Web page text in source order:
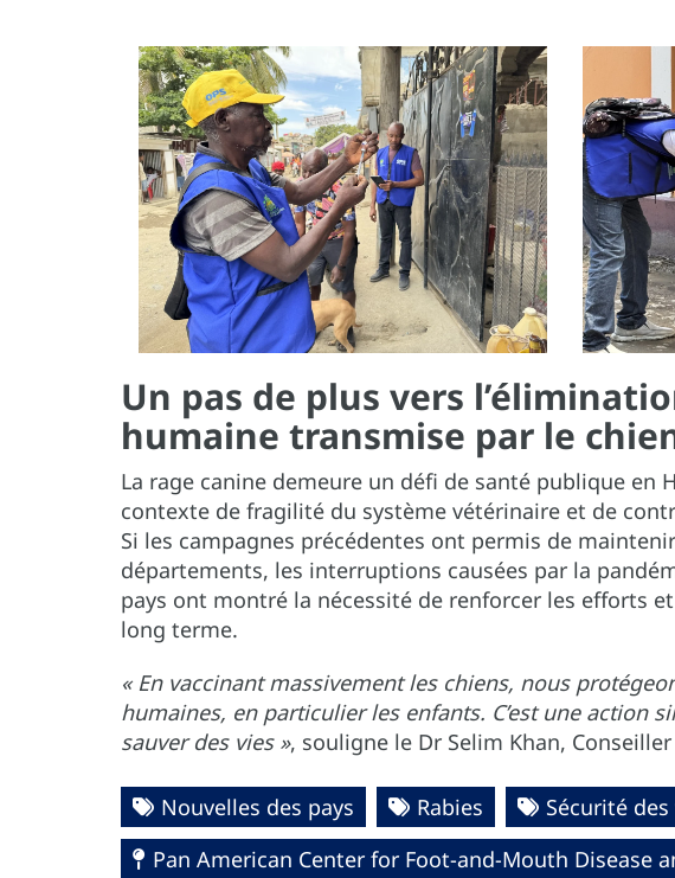
Un pas de plus vers
humaine transmise par le
La rage canine demeure un défi de santé publique en
contexte de fragilité du système vétérinaire et de
Si les campagnes précédentes ont permis de
départements, les interruptions causées par la
pays ont montré la nécessité de renforcer les efforts
long terme.
« En vaccinant massivement les chiens, nous
humaines, en particulier les enfants. C’est une action
sauver des vies », souligne le Dr Selim Khan,
Nouvelles des pays Rabies Sécurité des
Pan American Center for Foot-and-Mouth Disease